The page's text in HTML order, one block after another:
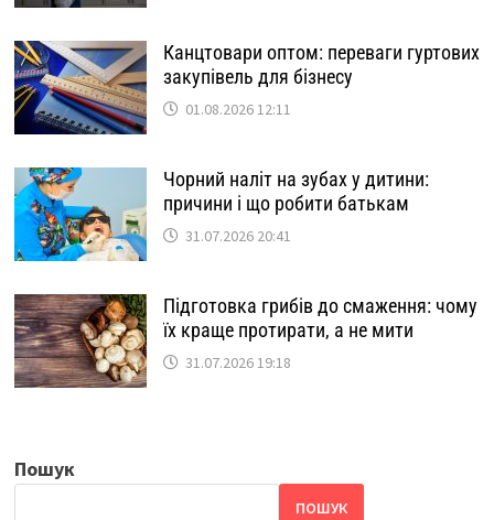
Канцтовари оптом: переваги гуртових
закупівель для бізнесу
01.08.2026 12:11
Чорний наліт на зубах у дитини:
причини і що робити батькам
31.07.2026 20:41
Підготовка грибів до смаження: чому
їх краще протирати, а не мити
31.07.2026 19:18
Пошук
ПОШУК